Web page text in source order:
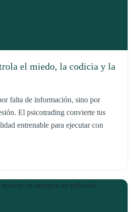
el miedo, la codicia y la
falta de información, sino por
El psicotrading convierte tus
entrenable para ejecutar con